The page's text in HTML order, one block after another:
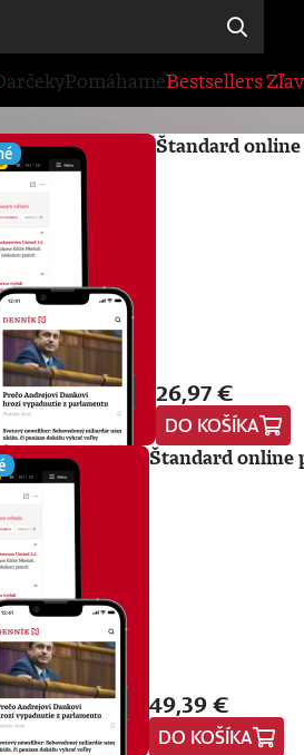
PomáhameBestsellers
Štandard
26,97 €
DO KOŠÍKA
Štandard online
49,39 €
DO KOŠÍKA